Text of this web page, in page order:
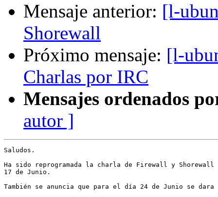
Mensaje anterior: [l-
Shorewall
Próximo mensaje: [l-
Charlas por IRC
Mensajes ordenados
autor ]
Saludos.
Ha sido reprogramada la charla de Firewall y
17 de Junio.
También se anuncia que para el día 24 de Junio se dara